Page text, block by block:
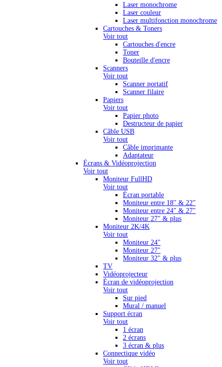
Laser monochrome
Laser couleur
Laser multifonction monochrome
Cartouches & Toners
Voir tout
Cartouches d'encre
Toner
Bouteille d'encre
Scanners
Voir tout
Scanner portatif
Scanner filaire
Papiers
Voir tout
Papier photo
Destructeur de papier
Câble USB
Voir tout
Câble imprimante
Adaptateur
Écrans & Vidéoprojection
Voir tout
Moniteur FullHD
Voir tout
Écran portable
Moniteur entre 18'' & 22"
Moniteur entre 24" & 27"
Moniteur 27" & plus
Moniteur 2K/4K
Voir tout
Moniteur 24"
Moniteur 27"
Moniteur 32" & plus
TV
Vidéoprojecteur
Écran de vidéoprojection
Voir tout
Sur pied
Mural / manuel
Support écran
Voir tout
1 écran
2 écrans
3 écran & plus
Connectique vidéo
Voir tout